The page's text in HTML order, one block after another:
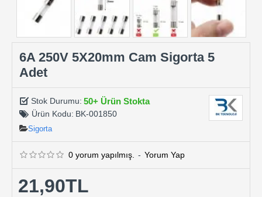
6A 250V 5X20mm Cam Sigorta 5
Adet
Stok Durumu: 50+ Ürün Stokta
Ürün Kodu: BK-001850
Sigorta
0 yorum yapılmış. - Yorum Yap
21,90TL